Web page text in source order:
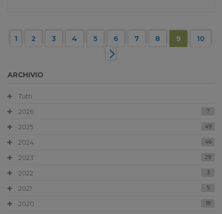
1 2 3 4 5 6 7 8 9 10
ARCHIVIO
Tutti
2026
7
2025 49
2024 46
2023 29
2022 3
2021 5
2020 18